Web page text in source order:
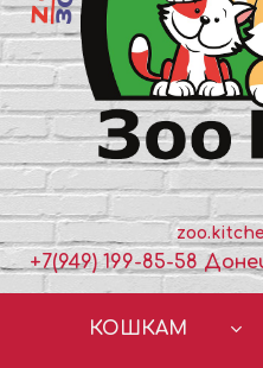
+7(949) 199-85-58
КОШКАМ